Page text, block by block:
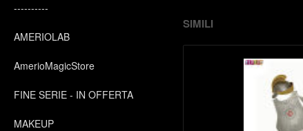
----------
AMERIOLAB
AmerioMagicStore
FINE SERIE - IN OFFERTA
MAKEUP
SIMILI